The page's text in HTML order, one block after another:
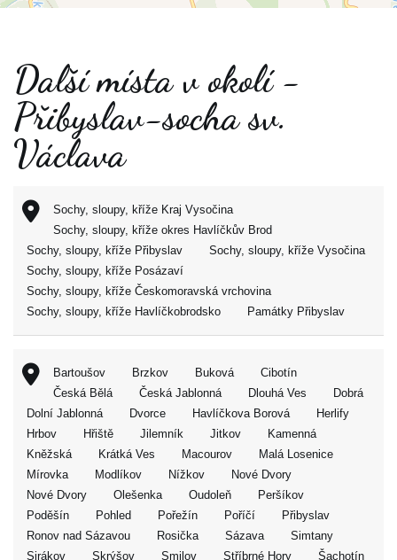
Další místa v okolí -
Přibyslav-socha sv.
Václava
Sochy, sloupy, kříže Kraj Vysočina
Sochy, sloupy, kříže okres Havlíčkův Brod
Sochy, sloupy, kříže Přibyslav
Sochy, sloupy, kříže Vysočina
Sochy, sloupy, kříže Posázaví
Sochy, sloupy, kříže Českomoravská vrchovina
Sochy, sloupy, kříže Havlíčkobrodsko
Památky Přibyslav
Bartoušov Brzkov Buková
Cibotín
Česká Bělá
Česká Jablonná Dlouhá Ves
Dobrá
Dolní Jablonná
Dvorce Havlíčkova Borová
Herlify
Hrbov
Hřiště Jilemník Jitkov
Kamenná
Kněžská
Krátká Ves Macourov
Malá Losenice
Mírovka
Modlíkov Nížkov
Nové Dvory
Nové Dvory
Olešenka Oudoleň
Peršíkov
Poděšín
Pohled Pořežín Poříčí
Přibyslav
Ronov nad Sázavou
Rosička Sázava
Simtany
Sirákov
Skrýšov Smilov Stříbrné Hory Šachotín